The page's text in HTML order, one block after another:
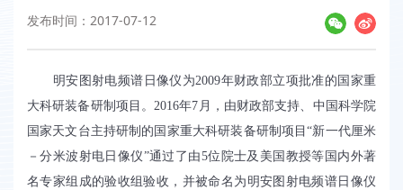
发布时间：2017-07-12
明安图射电频谱日像仪为2009年财政部立项批准的国家重
大科研装备研制项目。2016年7月，由财政部支持、中国科学院
国家天文台主持研制的国家重大科研装备研制项目“新一代厘米
－分米波射电日像仪”通过了由5位院士及美国教授等国内外著
名专家组成的验收组验收，并被命名为明安图射电频谱日像仪